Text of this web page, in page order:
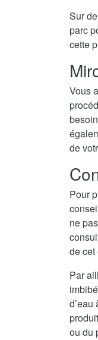
Sur
parc
cette
Vous
de
Pour
ne
de cet
Par
ou du